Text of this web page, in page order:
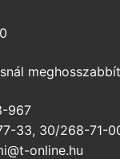
967
33, 30/268-71-
online.hu